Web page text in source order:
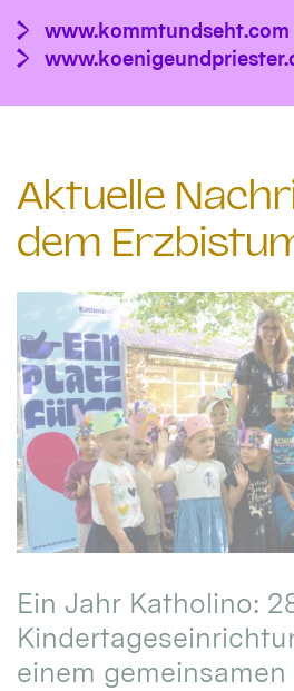
www.kommtundseht.com
Aktuelle
dem
Ein Jahr Katholino:
einem gemeinsamen